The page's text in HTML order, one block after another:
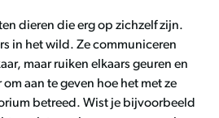
dieren die erg op zichzelf zijn.
in het wild. Ze communiceren
maar ruiken elkaars geuren en
om aan te geven hoe het met ze
betreed. Wist je bijvoorbeeld